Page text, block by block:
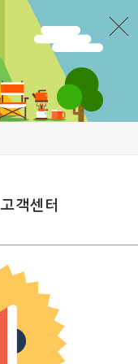
고객센터